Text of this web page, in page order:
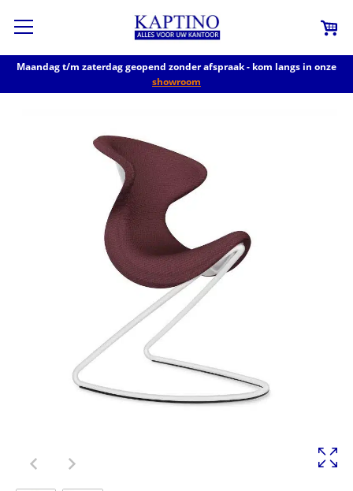
Maandag t/m zaterdag geopend zonder afspraak - kom langs in onze
showroom